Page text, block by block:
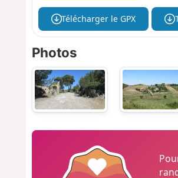
Télécharger le GPX
Photos